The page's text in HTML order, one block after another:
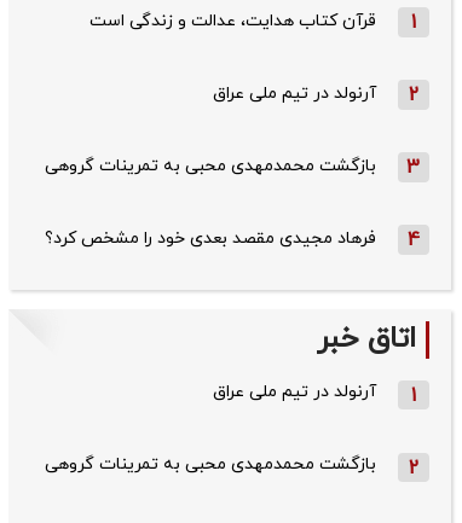
1 قرآن کتاب هدایت، عدالت و زندگی است
2 آرنولد در تیم ملی عراق
3 بازگشت محمدمهدی محبی به تمرینات گروهی
4 فرهاد مجیدی مقصد بعدی خود را مشخص کرد؟
اتاق خبر
1 آرنولد در تیم ملی عراق
2 بازگشت محمدمهدی محبی به تمرینات گروهی